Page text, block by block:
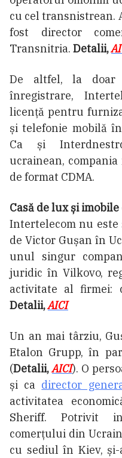
cu cel transnistrean.
fost director
Transnitria. Detalii,
De altfel, la
înregistrare,
licență pentru
și telefonie mobilă
Ca și
ucrainean,
de format CDMA.
Casă de lux și
Intertelecom nu
de Victor Gușan în
unul singur
juridic în Vilkovo,
activitate al firmei:
Detalii,AICI
Un an mai târziu,
Etalon Grupp, în
(Detalii,AICI). O
și ca director
activitatea
Sheriff. Potrivit
comerțului din
cu sediul în Kiev,